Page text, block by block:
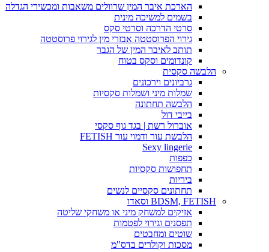
הארכת איבר המין שרוולים משאבות ומכשירי הגדלה
בשמים למשיכה מינית
סרטי הדרכה וסרטי סקס
גירוי הפרוסטטה אבזרי מין לגירוי פרוסטטה
תותב לאיבר המין של הגבר
קונדומים וסקס בטוח
הלבשה סקסית
גרביונים וירכונים
שמלות מיני ושמלות סקסיות
הלבשה תחתונה
בייבי דול
אוברול רשת | בגד גוף סקסי
הלבשת עור ודמוי עור FETISH
Sexy lingerie
כפפות
תחפושות סקסיות
ביריות
תחתונים סקסיים לנשים
BDSM, FETISH וסאדו
אזיקים למשחק מיני או משחקי שליטה
תפסנים וגירוי לפטמות
שוטים ומחבטים
מסכות וקולרים בדס"מ